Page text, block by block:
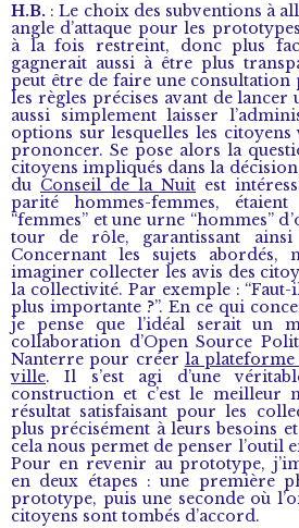
H.B. : Le choix des subventions à
angle d’attaque pour les
à la fois restreint, donc plus
gagnerait aussi à être plus
peut être de faire une
les règles précises avant de
aussi simplement laisser
options sur lesquelles les citoyens
prononcer. Se pose alors la
citoyens impliqués dans la
du Conseil de la Nuit est
parité hommes-femmes,
“femmes” et une urne “hommes”
tour de rôle, garantissant ainsi
Concernant les sujets abordés,
imaginer collecter les avis des
la collectivité. Par exemple : “Faut-
plus importante ?”. En ce qui
je pense que l’idéal serait un
collaboration d’Open Source
Nanterre pour créer la
ville. Il s’est agi d’une
construction et c’est le meilleur
résultat satisfaisant pour les
plus précisément à leurs besoins
cela nous permet de penser l’outil
Pour en revenir au prototype,
en deux étapes : une première
prototype, puis une seconde où
citoyens sont tombés d’accord.